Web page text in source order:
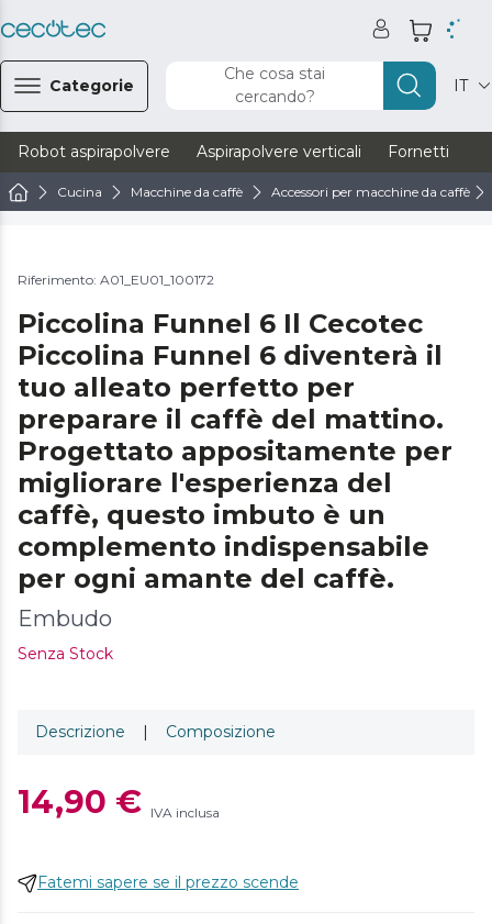
Categorie
Che cosa stai
cercando?
IT
Robot aspirapolvere Aspirapolvere verticali Fornetti
Cucina Macchine da caffè Accessori per macchine da caffè
Riferimento: A01_EU01_100172
Piccolina Funnel 6 Il Cecotec
Piccolina Funnel 6 diventerà il
tuo alleato perfetto per
preparare il caffè del mattino.
Progettato appositamente per
migliorare l'esperienza del
caffè, questo imbuto è un
complemento indispensabile
per ogni amante del caffè.
Embudo
Senza Stock
Descrizione | Composizione
14,90 € IVA inclusa
Fatemi sapere se il prezzo scende